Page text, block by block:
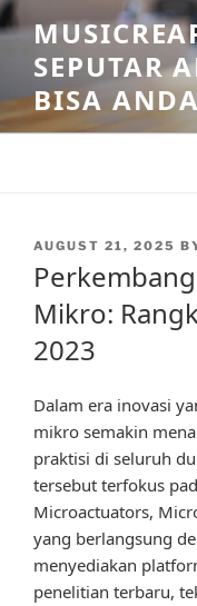
Skip
to
contentSEPUTAR
BISA
POSTED
AUGUST 21, 2025
Mikro:
2023
Dalam era inovasi
mikro semakin
praktisi di seluruh
tersebut terfokus
Microactuators,
yang berlangsung
menyediakan
penelitian terbaru,